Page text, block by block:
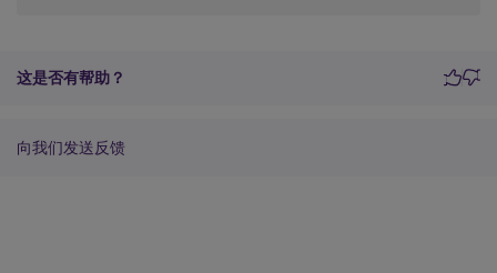
这是否有帮助？
向我们发送反馈